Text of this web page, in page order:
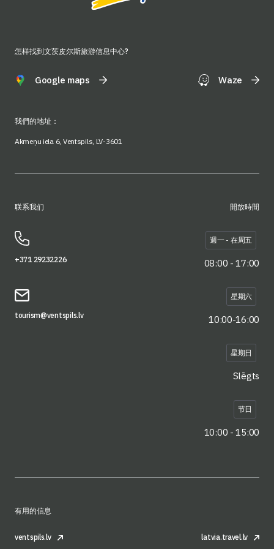
怎样找到文茨皮尔斯旅游信息中心?
Google maps Waze
我們的地址：
Akmeņu iela 6, Ventspils, LV-3601
联系我们
+371 29232226
tourism@ventspils.lv
開放時間
週一 - 在周五
08:00 - 17:00
星期六
10:00-16:00
星期日
Slēgts
节日
10:00 - 15:00
有用的信息
ventspils.lv latvia.travel.lv